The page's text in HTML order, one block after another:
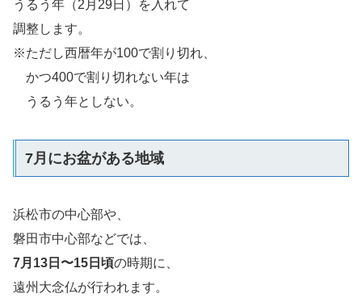
うるう年（2月29日）を入れて
調整します。
※ただし西暦年が100で割り切れ、
かつ400で割り切れない年は
うるう年としない。
7月にお盆がある地域
浜松市の中心部や、
磐田市中心部などでは、
7月13日〜15日頃の時期に、
遠州大念仏が行われます。